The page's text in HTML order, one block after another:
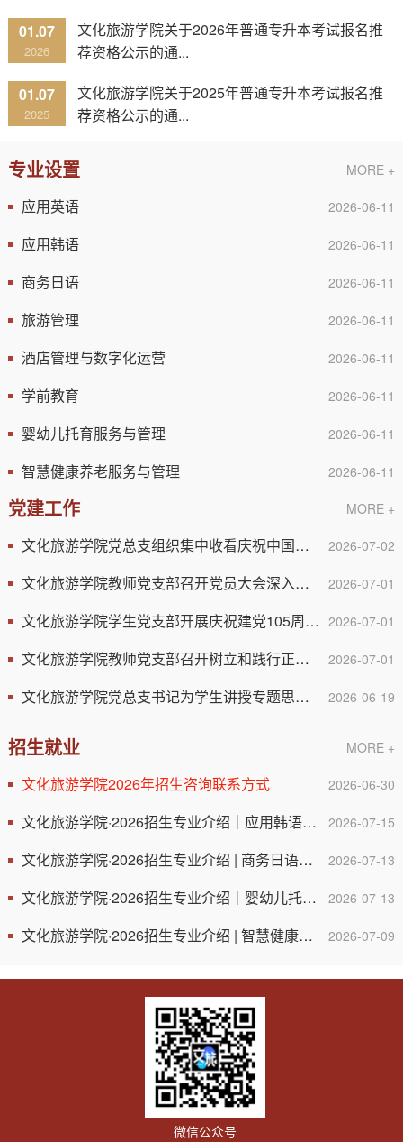
01.07
2026
文化旅游学院关于2026年普通专升本考试报名推
荐资格公示的通...
01.07
2025
文化旅游学院关于2025年普通专升本考试报名推
荐资格公示的通...
专业设置 MORE +
2026-06-11
应用英语
2026-06-11
应用韩语
2026-06-11
商务日语
2026-06-11
旅游管理
2026-06-11
酒店管理与数字化运营
2026-06-11
学前教育
2026-06-11
婴幼儿托育服务与管理
2026-06-11
智慧健康养老服务与管理
党建工作 MORE +
2026-07-02
文化旅游学院党总支组织集中收看庆祝中国共产党成立105周年大...
2026-07-01
文化旅游学院教师党支部召开党员大会深入学习正确政绩观并重...
2026-07-01
文化旅游学院学生党支部开展庆祝建党105周年系列主题党日活动
2026-07-01
文化旅游学院教师党支部召开树立和践行正确政绩观学习教育专...
2026-06-19
文化旅游学院党总支书记为学生讲授专题思政课
招生就业 MORE +
2026-06-30
文化旅游学院2026年招生咨询联系方式
2026-07-15
文化旅游学院·2026招生专业介绍｜应用韩语：开启“专-本-硕-...
2026-07-13
文化旅游学院·2026招生专业介绍 | 商务日语：选择这个专业，...
2026-07-13
文化旅游学院·2026招生专业介绍｜婴幼儿托育服务与管理专业：...
2026-07-09
文化旅游学院·2026招生专业介绍 | 智慧健康养老服务与管理：...
微信公众号